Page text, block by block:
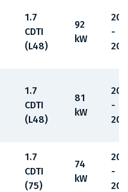
1.7
CDTI
(L48)
92
kW
-
1.7
CDTI
(L48)
81
kW
-
1.7
CDTI
(75)
74
kW
-